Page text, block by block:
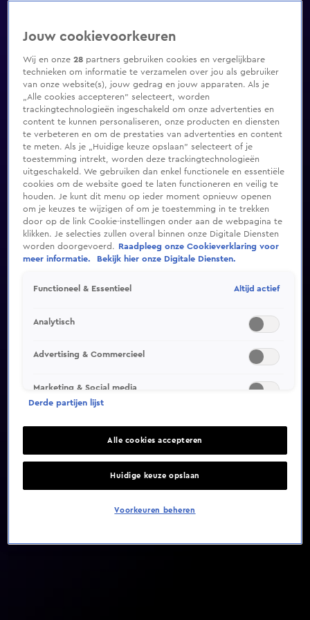
Video helaas niet gevonden
Jouw cookievoorkeuren
Wij en onze28 partners gebruiken cookies en vergelijkbare
technieken om informatie te verzamelen over jou als gebruiker
van onze website(s), jouw gedrag en jouw apparaten. Als je
„Alle cookies accepteren” selecteert, worden
trackingtechnologieën ingeschakeld om onze advertenties en
content te kunnen personaliseren, onze producten en diensten
te verbeteren en om de prestaties van advertenties en content
te meten. Als je „Huidige keuze opslaan” selecteert of je
toestemming intrekt, worden deze trackingtechnologieën
uitgeschakeld. We gebruiken dan enkel functionele en essentiële
cookies om de website goed te laten functioneren en veilig te
houden. Je kunt dit menu op ieder moment opnieuw openen
om je keuzes te wijzigen of om je toestemming in te trekken
door op de link Cookie-instellingen onder aan de webpagina te
klikken. Je selecties zullen overal binnen onze Digitale Diensten
worden doorgevoerd.
Raadpleeg onze Cookieverklaring voor
meer informatie.
Bekijk hier onze Digitale Diensten.
Functioneel & Essentieel Altijd actief
Analytisch
Advertising & Commercieel
Marketing & Social media
Derde partijen lijst
Alle cookies accepteren
Huidige keuze opslaan
Voorkeuren beheren